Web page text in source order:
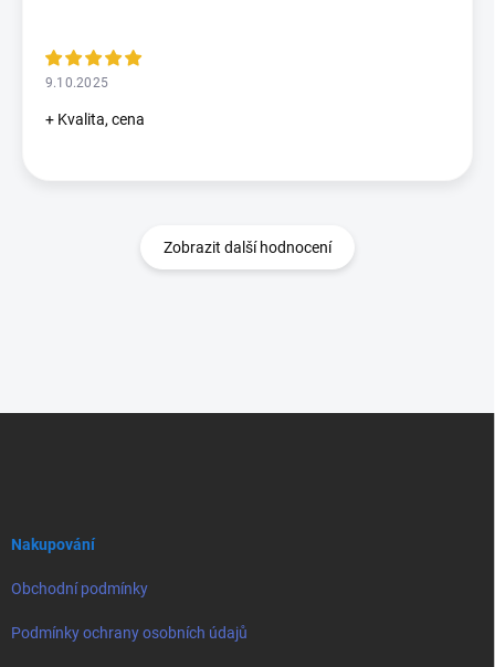
9.10.2025
+ Kvalita, cena
Zobrazit další hodnocení
Nakupování
Obchodní podmínky
Podmínky ochrany osobních údajů